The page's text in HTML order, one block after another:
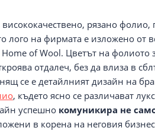
рязано фолио,
лого на фирмата е изложено от
of Wool. Цветът на фолиото
отдалеч, без да влиза в
се е детайлният дизайн на
, където ясно се различават
успешно комуникира не
в корена на неговия